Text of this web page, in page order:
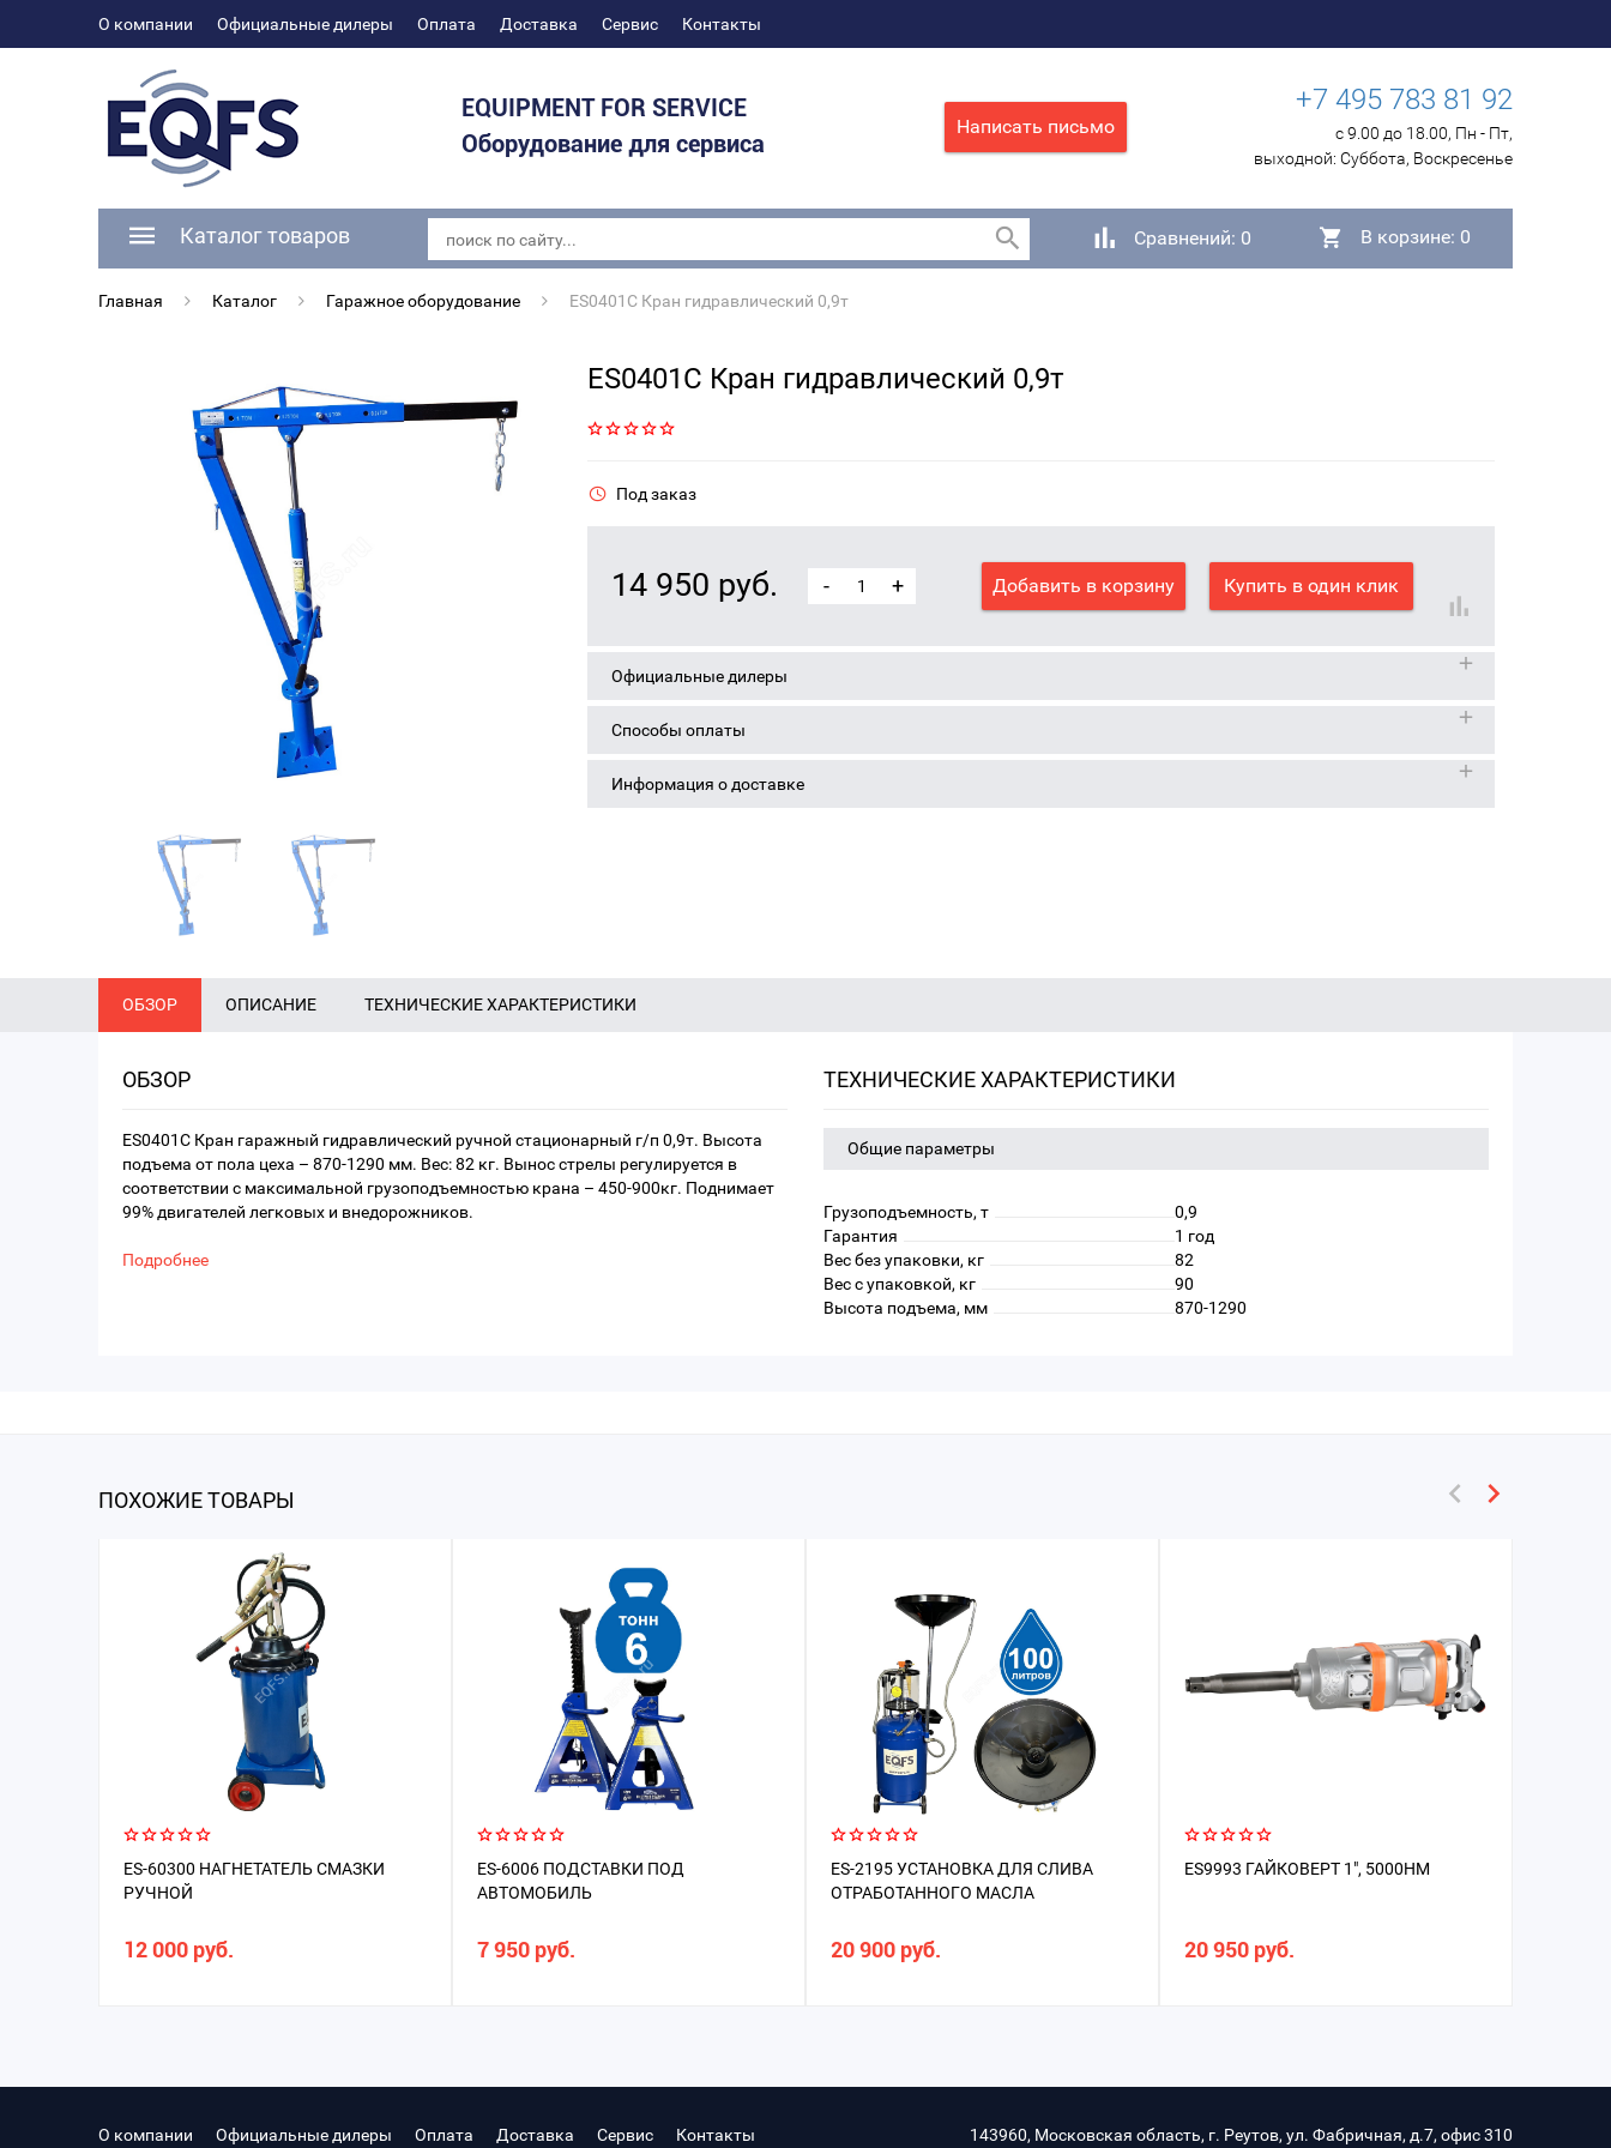
О компании Официальные дилеры Оплата Доставка Сервис Контакты
EQUIPMENT FOR SERVICE
Оборудование для сервиса
Написать письмо
+7 495 783 81 92
с 9.00 до 18.00, Пн - Пт,
выходной: Суббота, Воскресенье
Каталог товаров Сравнений: 0 В корзине: 0
Главная Каталог Гаражное оборудование ES0401C Кран гидравлический 0,9т
ES0401C Кран гидравлический 0,9т
Под заказ
14 950 руб. - + Добавить в корзину Купить в один клик
Официальные дилеры
Способы оплаты
Информация о доставке
ОБЗОР ОПИСАНИЕ ТЕХНИЧЕСКИЕ ХАРАКТЕРИСТИКИ
ОБЗОР
ES0401C Кран гаражный гидравлический ручной стационарный г/п 0,9т. Высота
подъема от пола цеха – 870-1290 мм. Вес: 82 кг. Вынос стрелы регулируется в
соответствии с максимальной грузоподъемностью крана – 450-900кг. Поднимает
99% двигателей легковых и внедорожников.
Подробнее
ТЕХНИЧЕСКИЕ ХАРАКТЕРИСТИКИ
Общие параметры
Грузоподъемность, т
0,9
Гарантия
1 год
Вес без упаковки, кг
82
Вес с упаковкой, кг
90
Высота подъема, мм
870-1290
ПОХОЖИЕ ТОВАРЫ
ES-60300 НАГНЕТАТЕЛЬ СМАЗКИ
РУЧНОЙ
12 000 руб.
ES-6006 ПОДСТАВКИ ПОД
АВТОМОБИЛЬ
7 950 руб.
ES-2195 УСТАНОВКА ДЛЯ СЛИВА
ОТРАБОТАННОГО МАСЛА
20 900 руб.
ES9993 ГАЙКОВЕРТ 1", 5000НМ
20 950 руб.
О компании Официальные дилеры Оплата Доставка Сервис Контакты 143960, Московская область, г. Реутов, ул. Фабричная, д.7, офис 310